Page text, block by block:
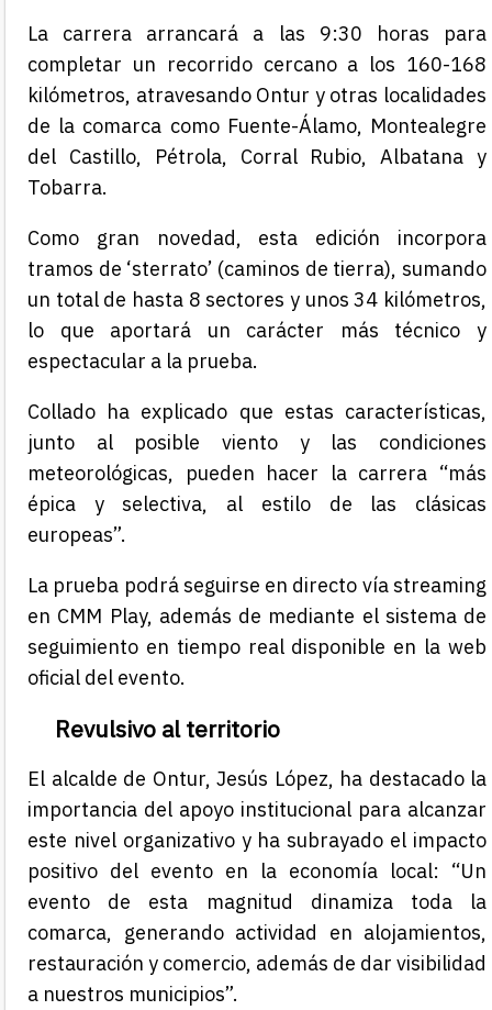
La carrera arrancará a las 9:30 horas para
completar un recorrido cercano a los 160-168
kilómetros, atravesando Ontur y otras localidades
de la comarca como Fuente-Álamo, Montealegre
del Castillo, Pétrola, Corral Rubio, Albatana y
Tobarra.
Como gran novedad, esta edición incorpora
tramos de ‘sterrato’ (caminos de tierra), sumando
un total de hasta 8 sectores y unos 34 kilómetros,
lo que aportará un carácter más técnico y
espectacular a la prueba.
Collado ha explicado que estas características,
junto al posible viento y las condiciones
meteorológicas, pueden hacer la carrera “más
épica y selectiva, al estilo de las clásicas
europeas”.
La prueba podrá seguirse en directo vía streaming
en CMM Play, además de mediante el sistema de
seguimiento en tiempo real disponible en la web
oficial del evento.
Revulsivo al territorio
El alcalde de Ontur, Jesús López, ha destacado la
importancia del apoyo institucional para alcanzar
este nivel organizativo y ha subrayado el impacto
positivo del evento en la economía local: “Un
evento de esta magnitud dinamiza toda la
comarca, generando actividad en alojamientos,
restauración y comercio, además de dar visibilidad
a nuestros municipios”.